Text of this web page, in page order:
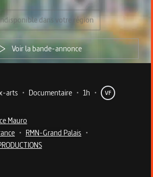
dans votre région
Voir la bande-annonce
arts • Documentaire • 1h • VF
Mauro
• RMN-Grand Palais •